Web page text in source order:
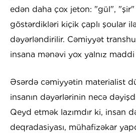
edən daha çox jeton: "gül",
göstərdikləri kiçik çaplı şoular
dəyərləndirilir. Cəmiyyət
insana mənəvi yox yalnız
Əsərdə cəmiyyətin materialist
insanın dəyərlərinin necə
Qeyd etmək lazımdır ki, insan
deqradasiyası, mühafizəkar